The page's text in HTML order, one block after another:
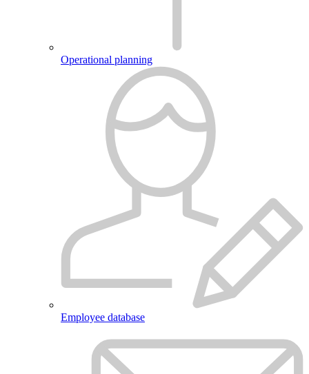
Operational planning
Employee database